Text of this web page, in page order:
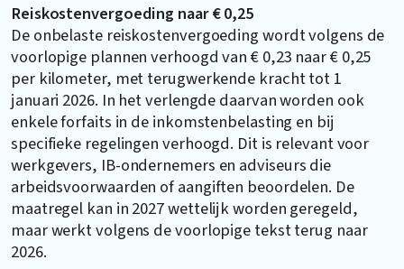
Reiskostenvergoeding naar € 0,25
De onbelaste reiskostenvergoeding wordt volgens de
voorlopige plannen verhoogd van € 0,23 naar € 0,25
per kilometer, met terugwerkende kracht tot 1
januari 2026. In het verlengde daarvan worden ook
enkele forfaits in de inkomstenbelasting en bij
specifieke regelingen verhoogd. Dit is relevant voor
werkgevers, IB-ondernemers en adviseurs die
arbeidsvoorwaarden of aangiften beoordelen. De
maatregel kan in 2027 wettelijk worden geregeld,
maar werkt volgens de voorlopige tekst terug naar
2026.